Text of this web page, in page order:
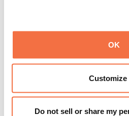
OK
Customize
Do not sell or share my
第一主日